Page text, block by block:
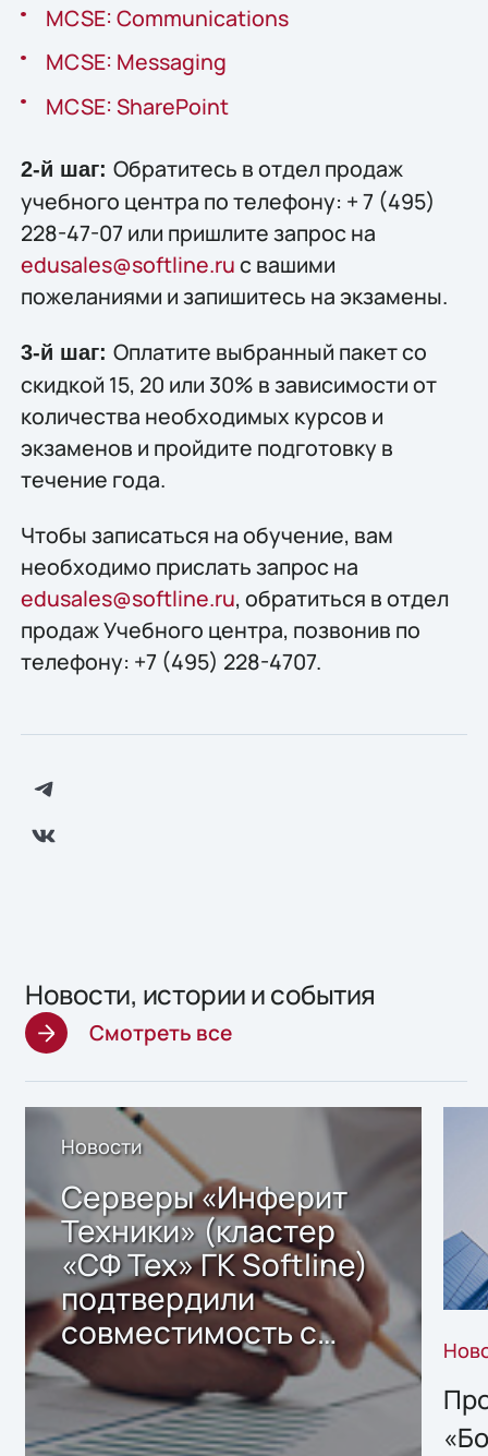
MCSE: Communications
MCSE: Messaging
MCSE: SharePoint
2-й шаг: Обратитесь в отдел продаж
учебного центра по телефону: + 7 (495)
228-47-07 или пришлите запрос на
edusales@softline.ruс вашими
пожеланиями и запишитесь на экзамены.
3-й шаг: Оплатите выбранный пакет со
скидкой 15, 20 или 30% в зависимости от
количества необходимых курсов и
экзаменов и пройдите подготовку в
течение года.
Чтобы записаться на обучение, вам
необходимо прислать запрос на
edusales@softline.ru, обратиться в отдел
продаж Учебного центра, позвонив по
телефону: +7 (495) 228-4707.
Новости, истории и события
Смотреть все
Новости
Серверы «Инферит
Техники» (кластер
«СФ Тех» ГК Softline)
подтвердили
совместимость с
решением Sharx
Storage 2.x для
хранения данных